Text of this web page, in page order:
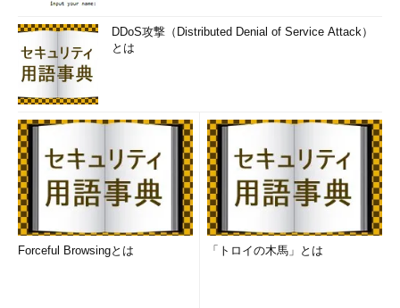
DDoS攻撃（Distributed Denial of Service Attack）
とは
Forceful Browsingとは 「トロイの木馬」とは